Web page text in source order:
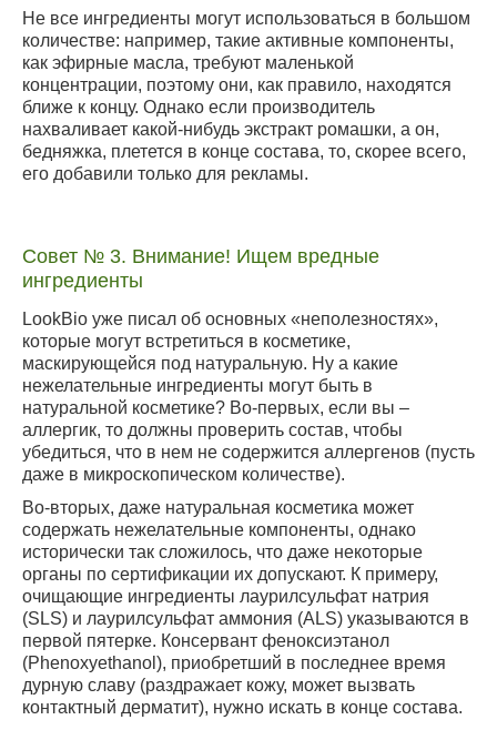
Не все ингредиенты могут использоваться в большом
количестве: например, такие активные компоненты,
как эфирные масла, требуют маленькой
концентрации, поэтому они, как правило, находятся
ближе к концу. Однако если производитель
нахваливает какой-нибудь экстракт ромашки, а он,
бедняжка, плетется в конце состава, то, скорее всего,
его добавили только для рекламы.
Совет № 3. Внимание! Ищем вредные
ингредиенты
LookBio уже писал об основных «неполезностях»,
которые могут встретиться в косметике,
маскирующейся под натуральную. Ну а какие
нежелательные ингредиенты могут быть в
натуральной косметике? Во-первых, если вы –
аллергик, то должны проверить состав, чтобы
убедиться, что в нем не содержится аллергенов (пусть
даже в микроскопическом количестве).
Во-вторых, даже натуральная косметика может
содержать нежелательные компоненты, однако
исторически так сложилось, что даже некоторые
органы по сертификации их допускают. К примеру,
очищающие ингредиенты лаурилсульфат натрия
(SLS) и лаурилсульфат аммония (ALS) указываются в
первой пятерке. Консервант феноксиэтанол
(Phenoxyethanol), приобретший в последнее время
дурную славу (раздражает кожу, может вызвать
контактный дерматит), нужно искать в конце состава.